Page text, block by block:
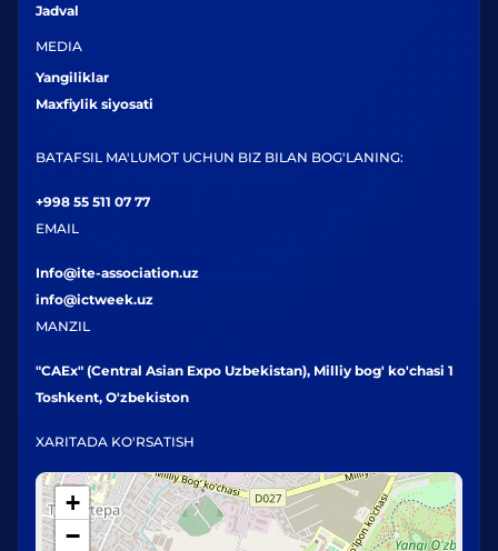
Jadval
MEDIA
Yangiliklar
Maxfiylik siyosati
BATAFSIL MA'LUMOT UCHUN BIZ BILAN BOG'LANING:
+998 55 511 07 77
EMAIL
Info@ite-association.uz
info@ictweek.uz
MANZIL
"CAEx" (Central Asian Expo Uzbekistan), Milliy bog' ko'chasi 1
Toshkent, O'zbekiston
XARITADA KO'RSATISH
+
−